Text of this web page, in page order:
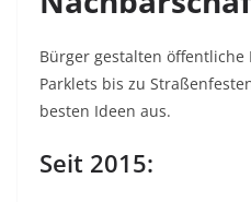
Bürger gestalten öffentliche
Parklets bis zu
besten Ideen aus.
Seit 2015: